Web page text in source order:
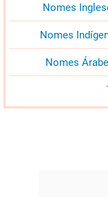
Nomes
Nomes
Nomes